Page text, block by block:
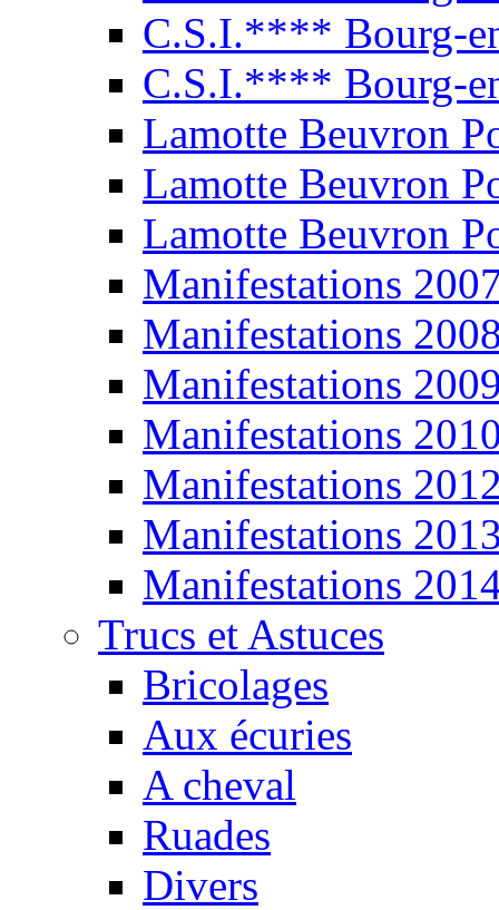
C.S.I.**** Bourg-
C.S.I.**** Bourg-
Lamotte Beuvron
Lamotte Beuvron
Lamotte Beuvron
Manifestations
Manifestations
Manifestations
Manifestations
Manifestations
Manifestations
Manifestations
Trucs et Astuces
Bricolages
Aux écuries
A cheval
Ruades
Divers